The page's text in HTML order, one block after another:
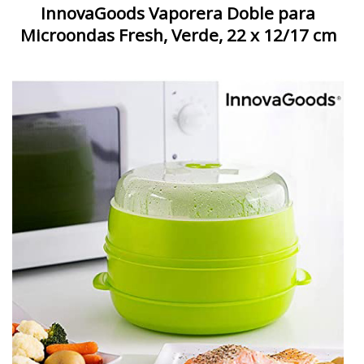
InnovaGoods Vaporera Doble para
Microondas Fresh, Verde, 22 x 12/17 cm